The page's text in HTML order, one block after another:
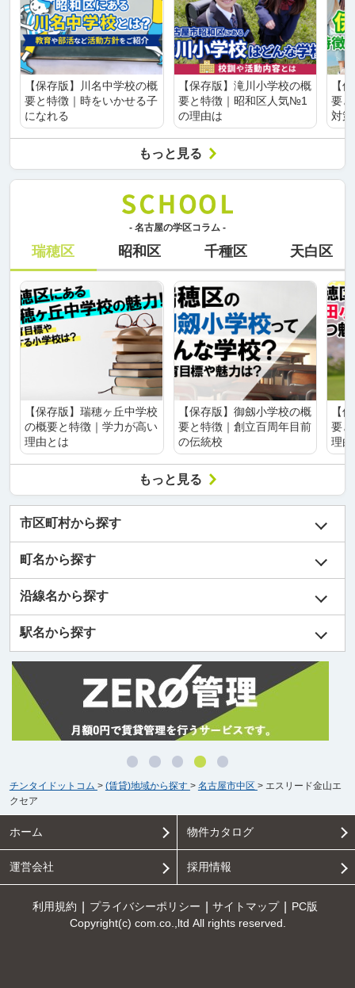
【保存版】川名中学校の概
要と特徴｜時をいかせる子
になれる
【保存版】滝川小学校の概
要と特徴｜昭和区人気№1
の理由は
【
要
対
もっと見る
- 名古屋の学区コラム -
瑞穂区 昭和区 千種区 天白区
【保存版】瑞穂ヶ丘中学校
の概要と特徴｜学力が高い
理由とは
【保存版】御劔小学校の概
要と特徴｜創立百周年目前
の伝統校
【
要
理
もっと見る
市区町村から探す
町名から探す
沿線名から探す
駅名から探す
チンタイドットコム > (賃貸)地域から探す > 名古屋市中区 > エスリード金山エ
クセア
ホーム 物件カタログ
運営会社 採用情報
利用規約 プライバシーポリシー サイトマップ
PC版
Copyright(c) com.co.,ltd All rights reserved.